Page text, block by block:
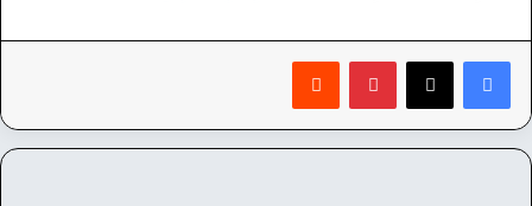
بينتيريست